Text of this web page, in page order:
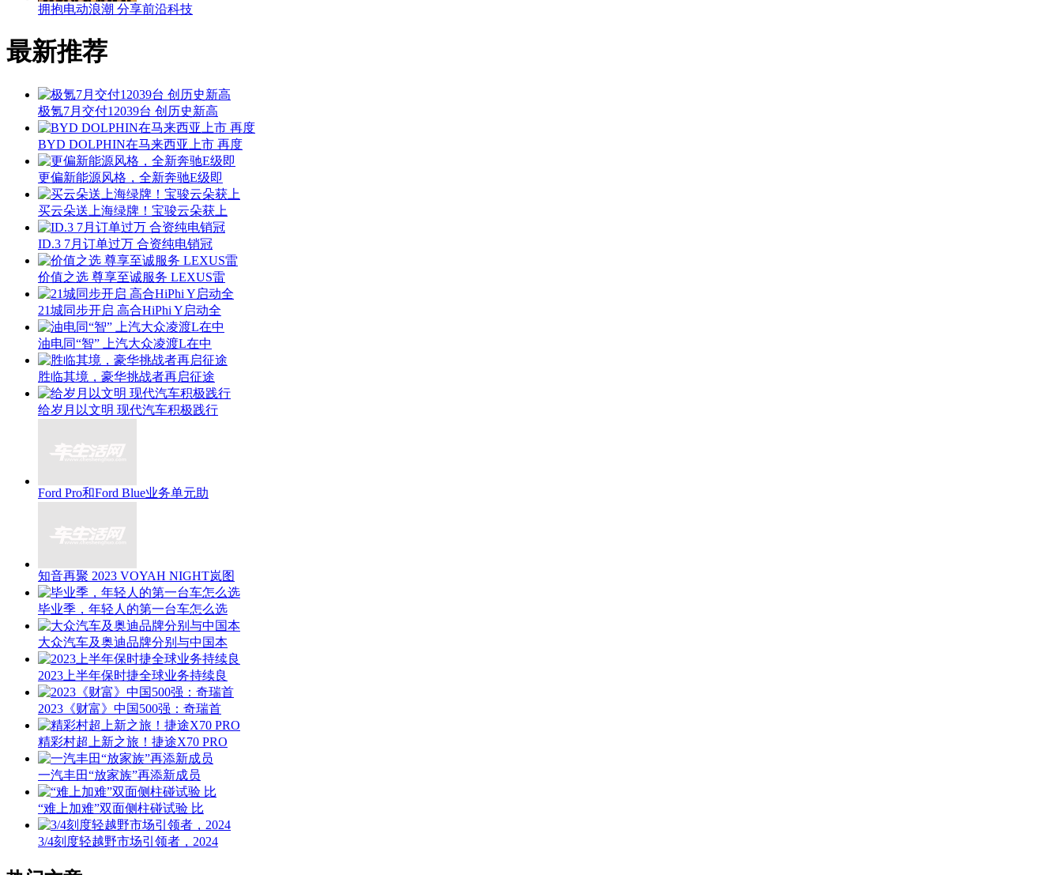
拥抱电动浪潮 分享前沿科技
最新推荐
极氪7月交付12039台 创历史新高
BYD DOLPHIN在马来西亚上市 再度
更偏新能源风格，全新奔驰E级即
买云朵送上海绿牌！宝骏云朵获上
ID.3 7月订单过万 合资纯电销冠
价值之选 尊享至诚服务 LEXUS雷
21城同步开启 高合HiPhi Y启动全
油电同“智” 上汽大众凌渡L在中
胜临其境，豪华挑战者再启征途
给岁月以文明 现代汽车积极践行
Ford Pro和Ford Blue业务单元助
知音再聚 2023 VOYAH NIGHT岚图
毕业季，年轻人的第一台车怎么选
大众汽车及奥迪品牌分别与中国本
2023上半年保时捷全球业务持续良
2023《财富》中国500强：奇瑞首
精彩村超上新之旅！捷途X70 PRO
一汽丰田“放家族”再添新成员
“难上加难”双面侧柱碰试验 比
3/4刻度轻越野市场引领者，2024